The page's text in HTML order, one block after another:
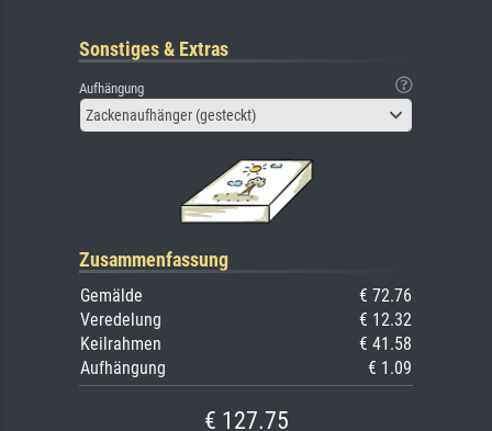
Sonstiges & Extras
Aufhängung
Zackenaufhänger (gesteckt)
Zusammenfassung
Gemälde
€ 72.76
Veredelung
€ 12.32
Keilrahmen
€ 41.58
Aufhängung
€ 1.09
€ 127.75